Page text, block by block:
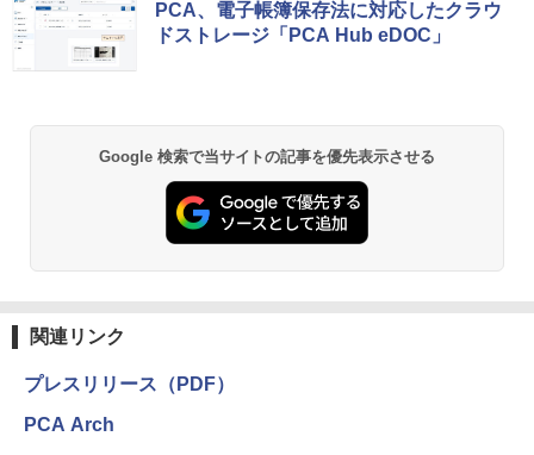
PCA、電子帳簿保存法に対応したクラウ
ドストレージ「PCA Hub eDOC」
Google 検索で当サイトの記事を優先表示させる
関連リンク
プレスリリース（PDF）
PCA Arch